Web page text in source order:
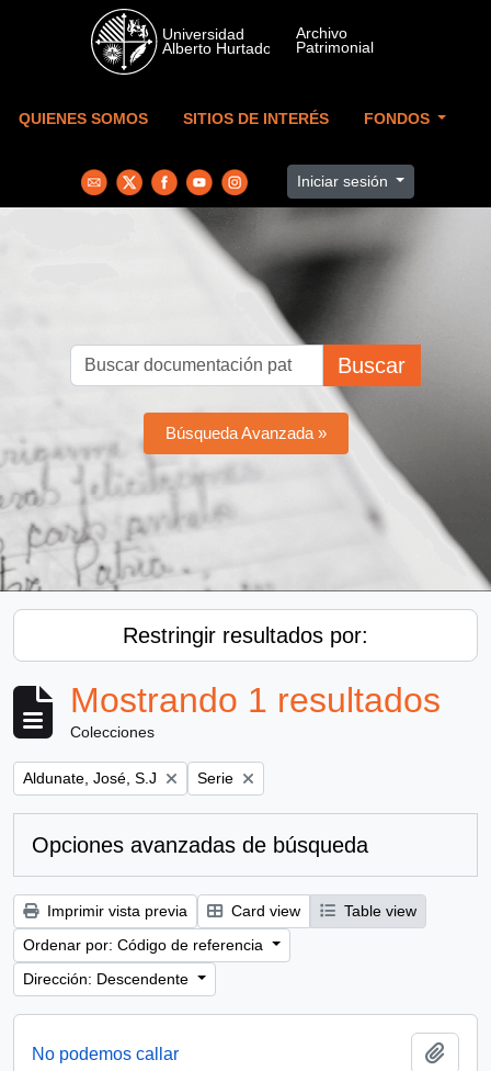
Skip to main content
QUIENES SOMOS SITIOS DE INTERÉS FONDOS
Iniciar sesión
Buscar
Búsqueda Avanzada »
Restringir resultados por:
Mostrando 1 resultados
Colecciones
Remove filter:
Aldunate, José, S.J Remove filter:
Serie
Opciones avanzadas de búsqueda
Imprimir vista previa Card view
Table view
Ordenar por: Código de referencia
Dirección: Descendente
No podemos callar